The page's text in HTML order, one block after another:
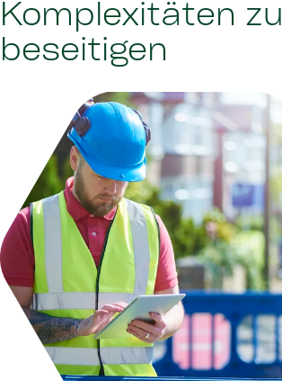
Komplexitäten zu
beseitigen